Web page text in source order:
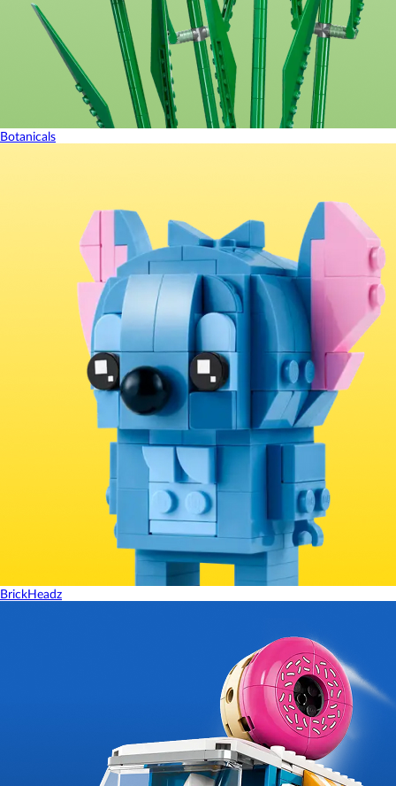
Botanicals
BrickHeadz